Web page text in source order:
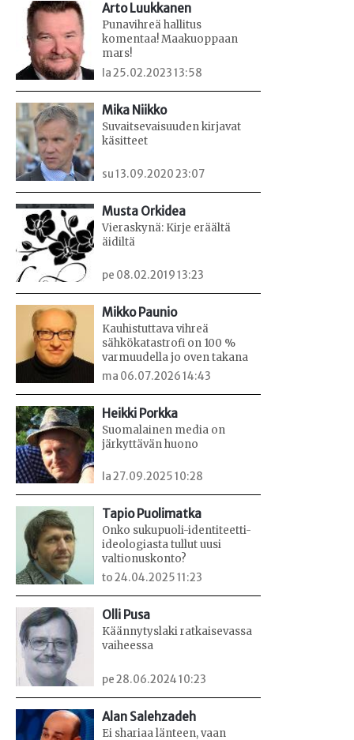
Arto Luukkanen
Punavihreä hallitus
komentaa! Maakuoppaan
mars!
la 25.02.2023 13:58
Mika Niikko
Suvaitsevaisuuden kirjavat
käsitteet
su 13.09.2020 23:07
Musta Orkidea
Vieraskynä: Kirje eräältä
äidiltä
pe 08.02.2019 13:23
Mikko Paunio
Kauhistuttava vihreä
sähkökatastrofi on 100 %
varmuudella jo oven takana
ma 06.07.2026 14:43
Heikki Porkka
Suomalainen media on
järkyttävän huono
la 27.09.2025 10:28
Tapio Puolimatka
Onko sukupuoli-identiteetti-
ideologiasta tullut uusi
valtionuskonto?
to 24.04.2025 11:23
Olli Pusa
Käännytyslaki ratkaisevassa
vaiheessa
pe 28.06.2024 10:23
Alan Salehzadeh
Ei shariaa länteen, vaan